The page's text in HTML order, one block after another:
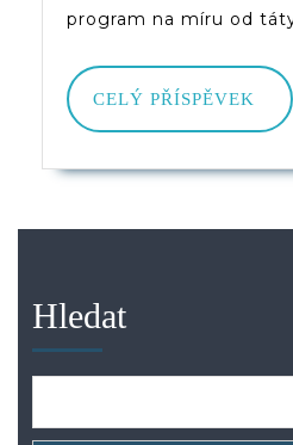
program na míru od
CELÝ PŘÍSPĚVEK
Hledat